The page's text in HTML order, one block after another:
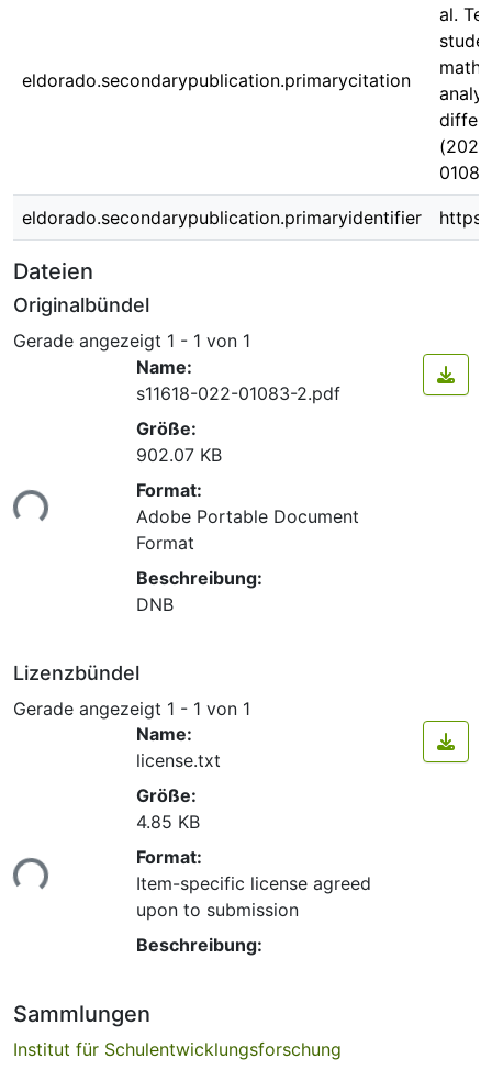
eldorado.secondarypublication.primarycitation
al.
math
eldorado.secondarypublication.primaryidentifier
Dateien
Originalbündel
Gerade angezeigt 1 - 1 von 1
Lade...
Name:
s11618-022-01083-2.pdf
Größe:
902.07 KB
Format:
Adobe Portable Document
Format
Beschreibung:
DNB
Lizenzbündel
Gerade angezeigt 1 - 1 von 1
Lade...
Name:
license.txt
Größe:
4.85 KB
Format:
Item-specific license agreed
upon to submission
Beschreibung:
Sammlungen
Institut für Schulentwicklungsforschung